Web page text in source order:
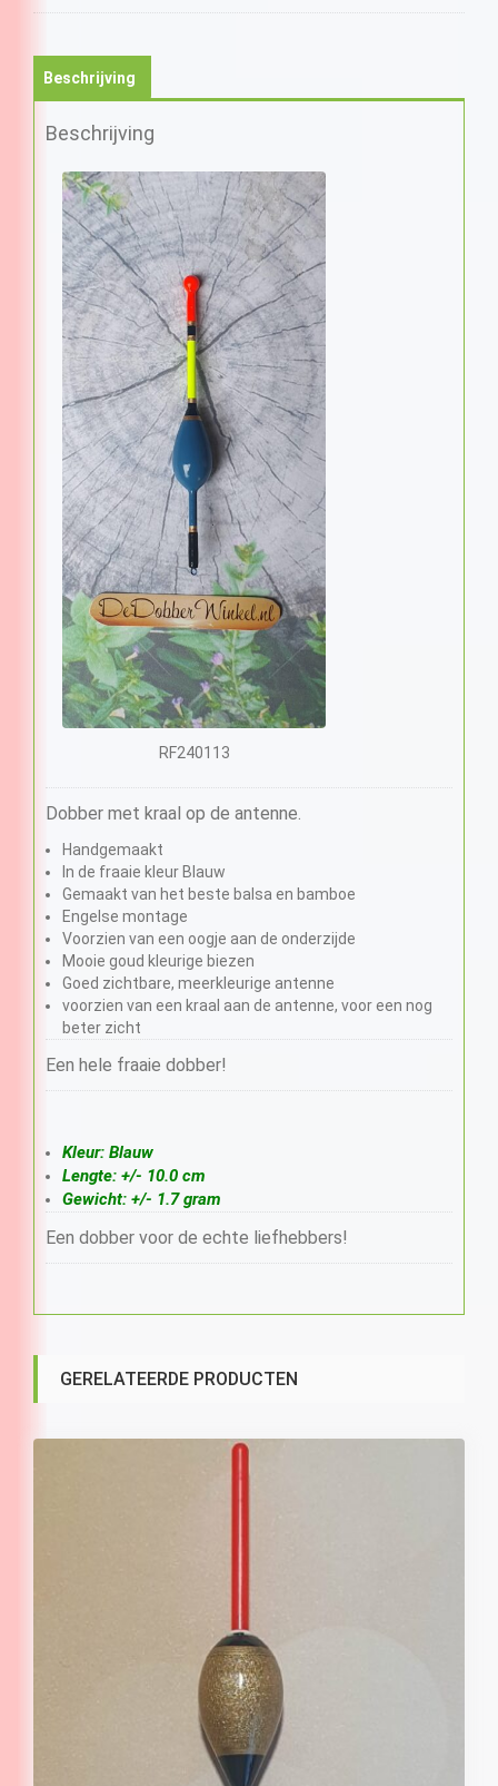
Beschrijving
Beschrijving
RF240113
Dobber met kraal op de antenne.
Handgemaakt
In de fraaie kleur Blauw
Gemaakt van het beste balsa en bamboe
Engelse montage
Voorzien van een oogje aan de onderzijde
Mooie goud kleurige biezen
Goed zichtbare, meerkleurige antenne
voorzien van een kraal aan de antenne, voor een nog
beter zicht
Een hele fraaie dobber!
Kleur: Blauw
Lengte: +/- 10.0 cm
Gewicht: +/- 1.7 gram
Een dobber voor de echte liefhebbers!
GERELATEERDE PRODUCTEN